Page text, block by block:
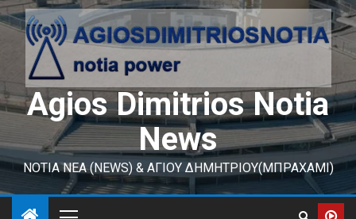
Agios Dimitrios Notia
News
ΝΟΤΙΑ ΝΕΑ (NEWS) & ΑΓΙΟΥ ΔΗΜΗΤΡΙΟΥ(ΜΠΡΑΧΑΜΙ)